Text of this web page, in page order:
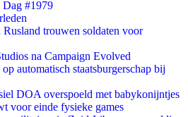
Dag #1979
trouwen soldaten voor
na Campaign Evolved
automatisch staatsburgerschap bij
DOA overspoeld met babykonijntjes
voor einde fysieke games